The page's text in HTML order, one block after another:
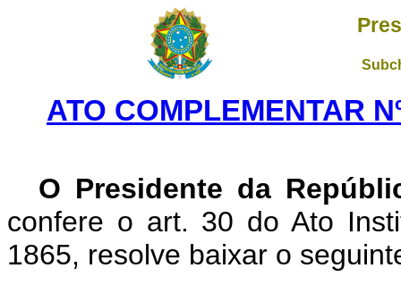
ATO COMPLEMENTAR
O Presidente da
confere o art. 30 do Ato
1865, resolve baixar o